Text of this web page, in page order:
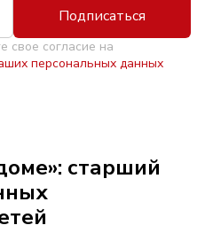
Подписаться
свое согласие на
персональных данных
старший